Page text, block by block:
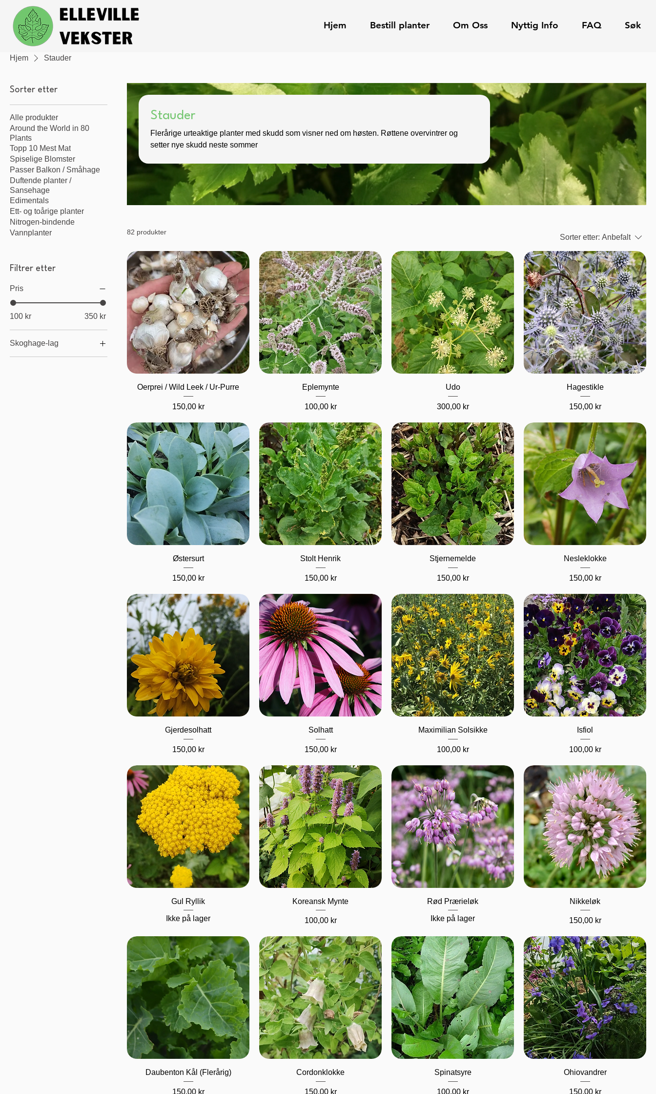
Hjem Bestill planter Om Oss Nyttig Info FAQ Søk
Hjem Stauder
Sorter etter
Alle produkter
Around the World in 80
Plants
Topp 10 Mest Mat
Spiselige Blomster
Passer Balkon / Småhage
Duftende planter /
Sansehage
Edimentals
Ett- og toårige planter
Nitrogen-bindende
Vannplanter
Filtrer etter
Pris
100 kr 350 kr
Skoghage-lag
Stauder
Flerårige urteaktige planter med skudd som visner ned om høsten. Røttene overvintrer og
setter nye skudd neste sommer
82 produkter
Sorter etter: Anbefalt
Hurtigvisning
Oerprei / Wild Leek / Ur-Purre
Pris
150,00 kr
Hurtigvisning
Eplemynte
Pris
100,00 kr
Hurtigvisning
Udo
Pris
300,00 kr
Hurtigvisning
Hagestikle
Pris
150,00 kr
Hurtigvisning
Østersurt
Pris
150,00 kr
Hurtigvisning
Stolt Henrik
Pris
150,00 kr
Hurtigvisning
Stjernemelde
Pris
150,00 kr
Hurtigvisning
Nesleklokke
Pris
150,00 kr
Hurtigvisning
Gjerdesolhatt
Pris
150,00 kr
Hurtigvisning
Solhatt
Pris
150,00 kr
Hurtigvisning
Maximilian Solsikke
Pris
100,00 kr
Hurtigvisning
Isfiol
Pris
100,00 kr
Hurtigvisning
Gul Ryllik
Ikke på lager
Hurtigvisning
Koreansk Mynte
Pris
100,00 kr
Hurtigvisning
Rød Prærieløk
Ikke på lager
Hurtigvisning
Nikkeløk
Pris
150,00 kr
Hurtigvisning
Daubenton Kål (Flerårig)
Pris
150,00 kr
Hurtigvisning
Cordonklokke
Pris
150,00 kr
Hurtigvisning
Spinatsyre
Pris
100,00 kr
Hurtigvisning
Ohiovandrer
Pris
150,00 kr